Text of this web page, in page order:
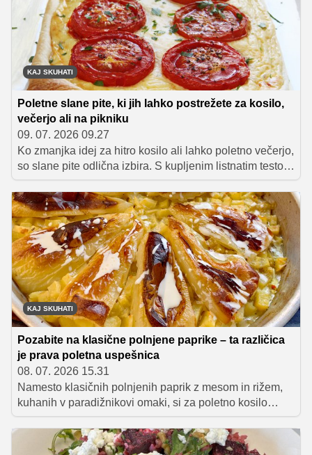
KAJ SKUHATI
Poletne slane pite, ki jih lahko postrežete za kosilo,
večerjo ali na pikniku
09. 07. 2026 09.27
Ko zmanjka idej za hitro kosilo ali lahko poletno večerjo,
so slane pite odlična izbira. S kupljenim listnatim testom
so pripravljene v rekordnem času, okusne pa so tako
sveže pečene kot tudi hladne. Zbrali smo pet preprostih
receptov, ki jih lahko pripravite tudi za piknik ali ponudite
gostom na vrtni zabavi.
KAJ SKUHATI
Pozabite na klasične polnjene paprike – ta različica
je prava poletna uspešnica
08. 07. 2026 15.31
Namesto klasičnih polnjenih paprik z mesom in rižem,
kuhanih v paradižnikovi omaki, si za poletno kosilo
pripravite slastne paprike s krompirjem iz pečice. Gre za
zelo okusno, poceni in nasitno brezmesno jed, h kateri
se prileže kruh, s katerim boste pekač pomazali do